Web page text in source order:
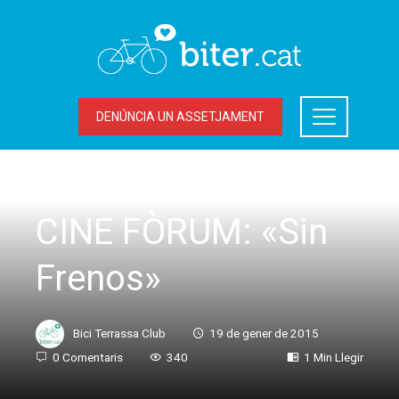
DENÚNCIA UN ASSETJAMENT
CINE FÒRUM: «Sin
Frenos»
Bici Terrassa Club
19 de gener de 2015
0 Comentaris
340 1 Min Llegir